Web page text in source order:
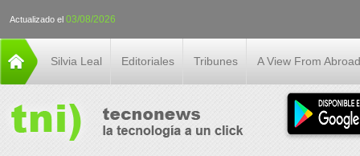
Actualizado el 03/08/2026
Silvia Leal Editoriales Tribunes A View From Abroad